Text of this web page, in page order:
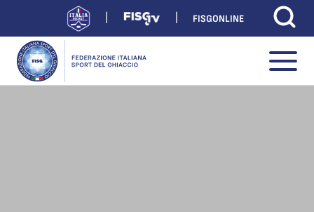
FISGONLINE